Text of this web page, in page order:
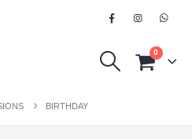
0
BIRTHDAY